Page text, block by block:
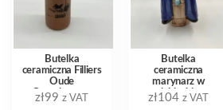
Butelka
ceramiczna Filliers
Oude
Graanjenever
Belgia 70cl
zł99 z VAT
Butelka
ceramiczna
marynarz w
niebieskim
mundurze z
zł104 z VAT